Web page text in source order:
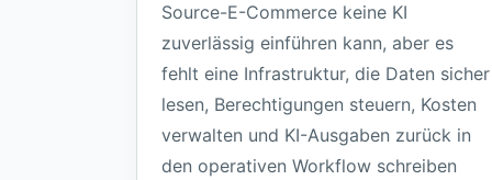
Source-E-Commerce keine KI
zuverlässig einführen kann, aber es
fehlt eine Infrastruktur, die Daten sicher
lesen, Berechtigungen steuern, Kosten
verwalten und KI-Ausgaben zurück in
den operativen Workflow schreiben